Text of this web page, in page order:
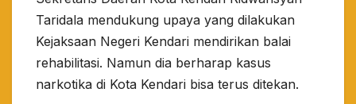
Taridala mendukung upaya yang dilakukan
Kejaksaan Negeri Kendari mendirikan balai
rehabilitasi. Namun dia berharap kasus
narkotika di Kota Kendari bisa terus ditekan.